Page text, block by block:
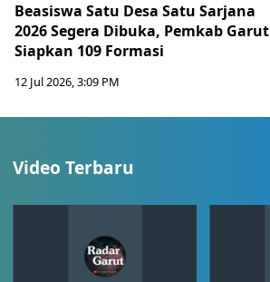
Beasiswa Satu Desa Satu Sarjana
2026 Segera Dibuka, Pemkab Garut
Siapkan 109 Formasi
12 Jul 2026, 3:09 PM
Video Terbaru